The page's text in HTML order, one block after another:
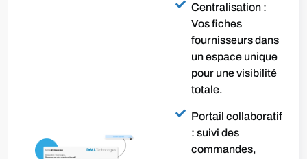
Centralisation :
Vos fiches
fournisseurs dans
un espace unique
pour une visibilité
totale.
Portail collaboratif
: suivi des
commandes,